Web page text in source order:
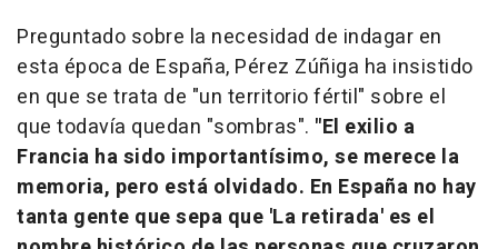
Preguntado sobre la necesidad de indagar en
esta época de España, Pérez Zúñiga ha insistido
en que se trata de "un territorio fértil" sobre el
que todavía quedan "sombras". "El exilio a
Francia ha sido importantísimo, se merece la
memoria, pero está olvidado. En España no hay
tanta gente que sepa que 'La retirada' es el